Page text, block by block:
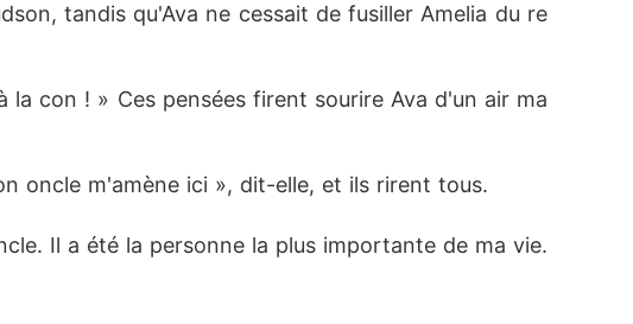
tandis qu'Ava ne cessait de fusiller Amelia du re
con ! » Ces pensées firent sourire Ava d'un air ma
oncle m'amène ici », dit-elle, et ils rirent tous.
Il a été la personne la plus importante de ma vie.